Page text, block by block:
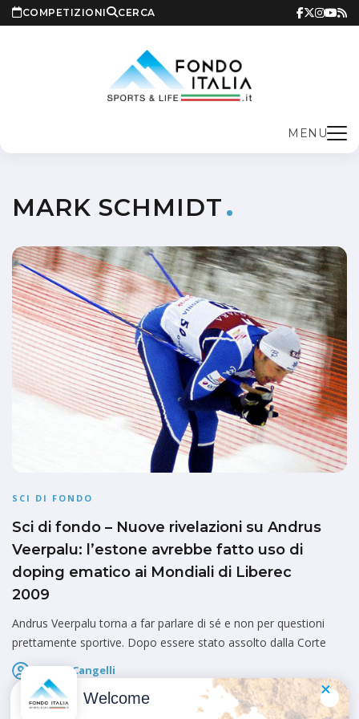
COMPETIZIONI CERCA
MENU
MARK SCHMIDT
SCI DI FONDO
Sci di fondo – Nuove rivelazioni su Andrus
Veerpalu: l’estone avrebbe fatto uso di
doping ematico ai Mondiali di Liberec
2009
Andrus Veerpalu torna a far parlare di sé e non per questioni
prettamente sportive. Dopo essere stato assolto dalla Corte
Marco Cangelli
Pubblicato il
Welcome